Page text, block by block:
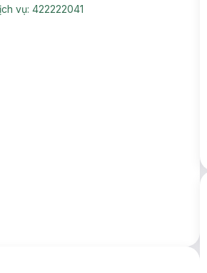
vụ: 422222041